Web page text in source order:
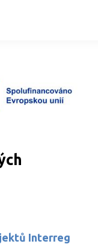
Interreg